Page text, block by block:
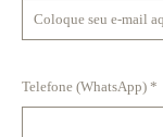
Telefone (WhatsApp) *